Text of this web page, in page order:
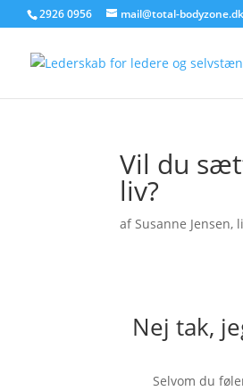
2926 0956 mail@total-bodyzone.dk
Vil du
liv?
afSusanne Jensen,
Nej tak,
Selvom du